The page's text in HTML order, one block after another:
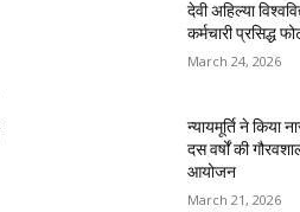
देवी अहिल्या
कर्मचारी प्रसिद्ध
March 24, 2026
न्यायमूर्ति ने किया
दस वर्षों की
आयोजन
March 21, 2026